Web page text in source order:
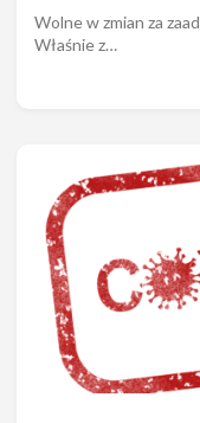
Wolne w zmian za
Właśnie z…